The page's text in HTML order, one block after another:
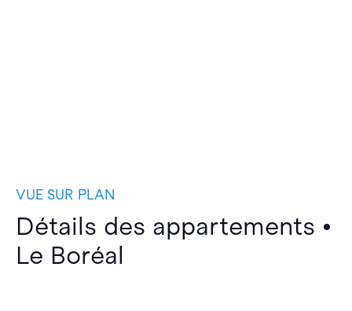
VUE SUR PLAN
Détails des appartements •
Le Boréal